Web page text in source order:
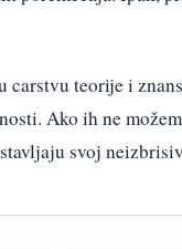
teorije i
Ako ih ne
svoj